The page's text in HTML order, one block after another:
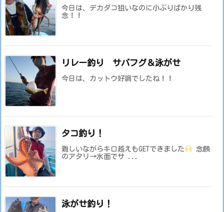
今日は、デカダコ狙いなのに小ぶりばかり残
念！！
リレー釣り サバフグ＆泳がせ
今日は、カットウ好調でしたね！！
タコ釣り！
難しいながらキロ越えもGETできました
念願
のアタリ→水面でサ ...
泳がせ釣り！